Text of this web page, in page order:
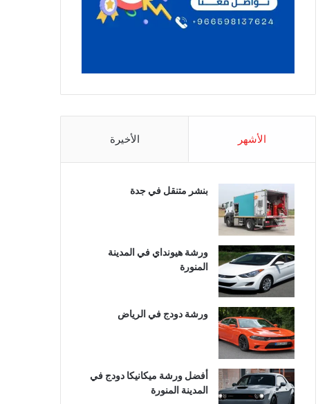
الأشهر الأخيرة
بنشر متنقل في جدة
ورشة هيونداي في المدينة
المنورة
ورشة دودج في الرياض
أفضل ورشة ميكانيكا دودج في
المدينة المنورة